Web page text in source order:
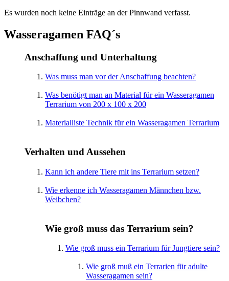
Es wurden noch keine Einträge an der Pinnwand verfasst.
Wasseragamen FAQ´s
Anschaffung und Unterhaltung
Was muss man vor der Anschaffung beachten?
Was benötigt man an Material für ein Wasseragamen
Terrarium von 200 x 100 x 200
Materialliste Technik für ein Wasseragamen Terrarium
Verhalten und Aussehen
Kann ich andere Tiere mit ins Terrarium setzen?
Wie erkenne ich Wasseragamen Männchen bzw.
Weibchen?
Wie groß muss das Terrarium sein?
Wie groß muss ein Terrarium für Jungtiere sein?
Wie groß muß ein Terrarien für adulte
Wasseragamen sein?